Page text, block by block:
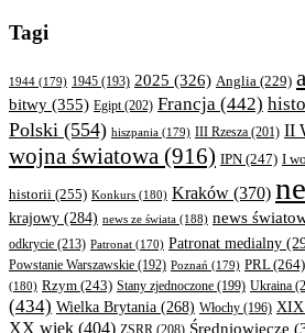
Tagi
1944 (179) 1945 (193) 2025 (326) Anglia (229)
bitwy (355) Egipt(202) Francja (442)
Polski (554) hiszpania (179) III Rzesza (201) II
wojna światowa (916) IPN (247) I
historii (255) Konkurs (180) Kraków (370)
krajowy (284) news ze świata (188) news
odkrycie (213) Patronat (170) Patronat medialny
Powstanie Warszawskie (192) Poznań (179) PRL(264)
(180) Rzym (243) Stany zjednoczone (199) Ukraina
(434) Wielka Brytania (268) Włochy (196) XIX
XX wiek (404) Średniowiecze